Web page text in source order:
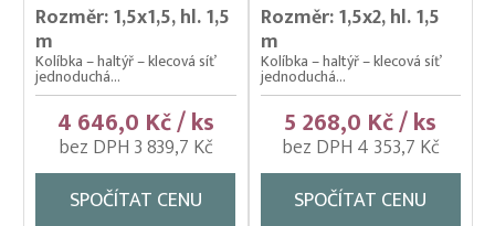
Planktonové (uhelonové) vybavení
Podložní sítě
Pomocné rybářské vybavení
Prubní ploty
Přebírka kaprová
Přepínací ploty
Rozměr: 1,5x1,5, hl. 1,5
m
Kolíbka – haltýř – klecová síť
jednoduchá...
4 646,0 Kč / ks
bez DPH 3 839,7 Kč
SPOČÍTAT CENU
Rozměr: 1,5x2, hl. 1,5
m
Kolíbka – haltýř – klecová síť
jednoduchá...
5 268,0 Kč / ks
bez DPH 4 353,7 Kč
SPOČÍTAT CENU